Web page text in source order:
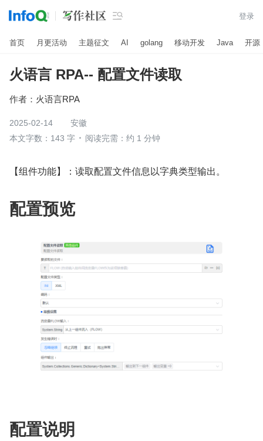
 登录
首页 月更活动 主题征文 AI golang 移动开发 Java 开源
火语言 RPA-- 配置文件读取
作者： 火语言RPA
2025-02-14
安徽
本文字数：143 字
阅读完需：约 1 分钟
【组件功能】：读取配置文件信息以字典类型输出。
配置预览
配置说明